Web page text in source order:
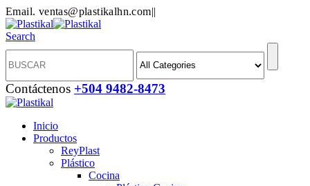
Email. ventas@plastikalhn.com||
Search
Contáctenos +504 9482-8473
Inicio
Productos
ReyPlast
Plástico
Cocina